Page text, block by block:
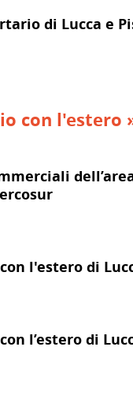
di Lucca e
con l'estero
l'estero di
l’estero di